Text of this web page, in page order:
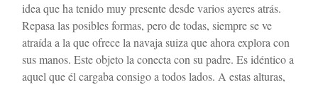
idea que ha tenido muy presente desde varios ayeres atrás.
Repasa las posibles formas, pero de todas, siempre se ve
atraída a la que ofrece la navaja suiza que ahora explora con
sus manos. Este objeto la conecta con su padre. Es idéntico a
aquel que él cargaba consigo a todos lados. A estas alturas,